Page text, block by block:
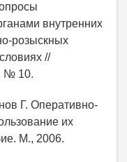
внутренних
розыскных
//
№ 10.
Г. Оперативно-
их
М., 2006.